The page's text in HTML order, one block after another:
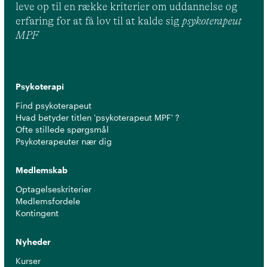
leve op til en række kriterier om uddannelse og
erfaring for at få lov til at kalde sig psykoterapeut
MPF
Psykoterapi
Find psykoterapeut
Hvad betyder titlen 'psykoterapeut MPF' ?
Ofte stillede spørgsmål
Psykoterapeuter nær dig
Medlemskab
Optagelseskriterier
Medlemsfordele
Kontingent
Nyheder
Kurser